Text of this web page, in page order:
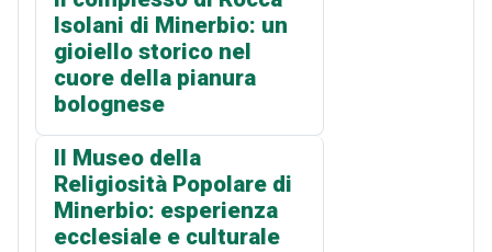
Isolani di Minerbio: un
gioiello storico nel
cuore della pianura
bolognese
Il Museo della
Religiosità Popolare di
Minerbio: esperienza
ecclesiale e culturale